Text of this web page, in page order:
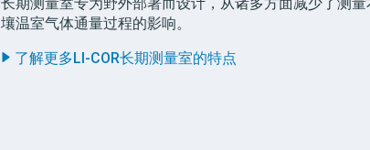
壤温室气体通量过程的影响。
了解更多LI-COR长期测量室的特点